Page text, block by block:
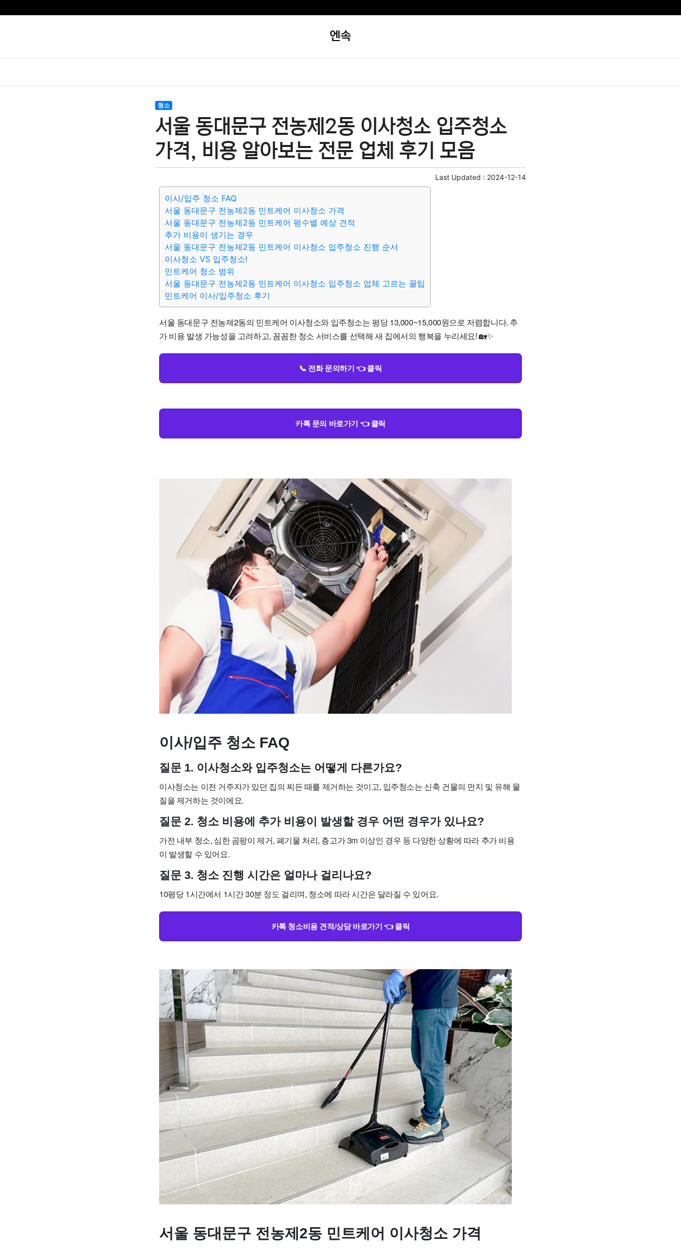
엔속
청소
서울 동대문구 전농제2동 이사청소 입주청소
가격, 비용 알아보는 전문 업체 후기 모음
Last Updated : 2024-12-14
이사/입주 청소 FAQ
서울 동대문구 전농제2동 민트케어 이사청소 가격
서울 동대문구 전농제2동 민트케어 평수별 예상 견적
추가 비용이 생기는 경우
서울 동대문구 전농제2동 민트케어 이사청소 입주청소 진행 순서
이사청소 VS 입주청소!
민트케어 청소 범위
서울 동대문구 전농제2동 민트케어 이사청소 입주청소 업체 고르는 꿀팁
민트케어 이사/입주청소 후기
서울 동대문구 전농제2동의 민트케어 이사청소와 입주청소는 평당 13,000~15,000원으로 저렴합니다. 추
가 비용 발생 가능성을 고려하고, 꼼꼼한 청소 서비스를 선택해 새 집에서의 행복을 누리세요! 🏡✨
📞 전화 문의하기 👈 클릭
카톡 문의 바로가기 👈 클릭
이사/입주 청소 FAQ
질문 1. 이사청소와 입주청소는 어떻게 다른가요?
이사청소는 이전 거주자가 있던 집의 찌든 때를 제거하는 것이고, 입주청소는 신축 건물의 먼지 및 유해 물
질을 제거하는 것이에요.
질문 2. 청소 비용에 추가 비용이 발생할 경우 어떤 경우가 있나요?
가전 내부 청소, 심한 곰팡이 제거, 폐기물 처리, 층고가 3m 이상인 경우 등 다양한 상황에 따라 추가 비용
이 발생할 수 있어요.
질문 3. 청소 진행 시간은 얼마나 걸리나요?
10평당 1시간에서 1시간 30분 정도 걸리며, 청소에 따라 시간은 달라질 수 있어요.
카톡 청소비용 견적/상담 바로가기 👈 클릭
서울 동대문구 전농제2동 민트케어 이사청소 가격